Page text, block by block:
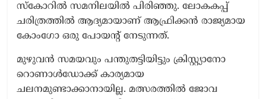
സ്കോറിൽ സമനിലയിൽ പിരിഞ്ഞു. ലോകകപ്പ്
ചരിത്രത്തിൽ ആദ്യമായാണ് ആഫ്രിക്കൻ രാജ്യമായ
കോംഗോ ഒരു പോയന്‍റ് നേടുന്നത്.
മുഴുവൻ സമയവും പന്തുതട്ടിയിട്ടും ക്രിസ്റ്റ്യാനോ
റൊണാൾഡോക്ക് കാര്യമായ
ചലനമുണ്ടാക്കാനായില്ല. മത്സരത്തിൽ ജോവ